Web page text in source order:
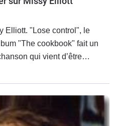
Elliott. "Lose control", le
"The cookbook" fait un
qui vient d’être